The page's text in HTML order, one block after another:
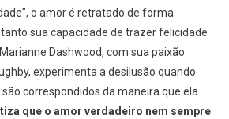
o amor é retratado de forma
sua capacidade de trazer felicidade
Dashwood, com sua paixão
experimenta a desilusão quando
correspondidos da maneira que ela
que o amor verdadeiro nem sempre